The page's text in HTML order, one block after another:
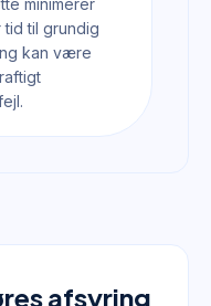
minimerer
til grundig
kan være
afsyring